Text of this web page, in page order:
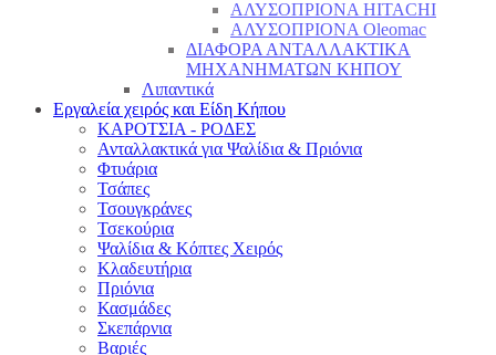
ΑΛΥΣΟΠΡΙΟΝΑ HITACHI
ΑΛΥΣΟΠΡΙΟΝΑ Oleomac
ΔΙΑΦΟΡΑ ΑΝΤΑΛΛΑΚΤΙΚΑ
ΜΗΧΑΝΗΜΑΤΩΝ ΚΗΠΟΥ
Λιπαντικά
Εργαλεία χειρός και Είδη Κήπου
ΚΑΡΟΤΣΙΑ - ΡΟΔΕΣ
Ανταλλακτικά για Ψαλίδια & Πριόνια
Φτυάρια
Τσάπες
Τσουγκράνες
Τσεκούρια
Ψαλίδια & Κόπτες Χειρός
Κλαδευτήρια
Πριόνια
Κασμάδες
Σκεπάρνια
Βαριές